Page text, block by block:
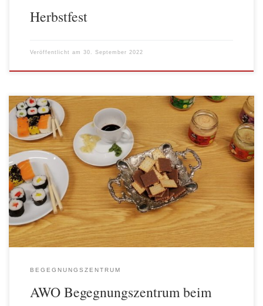
Herbstfest
Veröffentlicht am 30. September 2022
Gemeinsam mit dem MehrGenerationenHaus Gneisenau,
MenschensKinderGarten, Nachbarschaftsgarten Kreuzberg,
Nachbarschaftshaus Urbanstraße, Stadtteilzentrum Friedrichshain
und Stadtteilkoordination Plus bildet das AWO
Begegnungszentrum das LebensMittelPunkt Netzwerk
Friedrichshain-Kreuzberg. Das LebensMittelPunkt-Netzwerk in
Friedrichshain-Kreuzberg will ein Netzwerk von Orten aufbauen,
an denen Nachbar*innen gemeinsam gesunde, regionale und
gerettete Lebensmittel verteilen, gemeinsam verarbeiten, kochen
und essen können. Vom […]
BEGEGNUNGSZENTRUM
AWO Begegnungszentrum beim